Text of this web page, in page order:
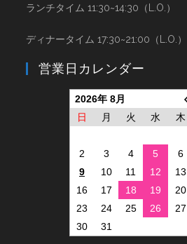
ランチタイム 11:30~14:30（L.O.）
ディナータイム 17:30~21:00（L.O.）
営業日カレンダー
2026年 8月
日
月 火 水 木
2
3 4 5 6
9
10 11 12 13
16
17 18 19 20
23
24 25 26 27
30
31